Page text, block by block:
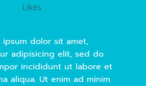
Likes
ipsum dolor sit amet,
adipisicing elit, sed do
incididunt ut labore et
aliqua. Ut enim ad minim.